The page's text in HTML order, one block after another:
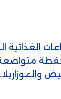
والموزاريلا.